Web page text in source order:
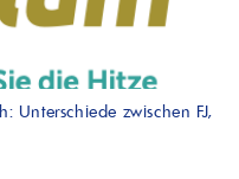
Unterschiede zwischen FJ,